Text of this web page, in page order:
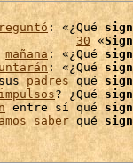
: «¿Qué
30 «
mañana: «¿Qué
: «¿Qué
padres qué
impulsos? ¿Qué
entre sí qué
saber qué